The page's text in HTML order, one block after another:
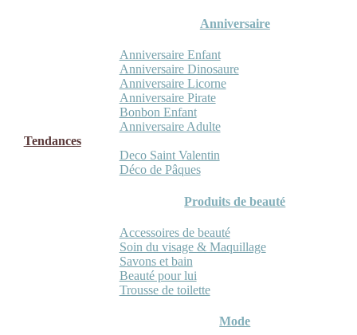
Anniversaire
Anniversaire Enfant
Anniversaire Dinosaure
Anniversaire Licorne
Anniversaire Pirate
Bonbon Enfant
Anniversaire Adulte
Tendances
Deco Saint Valentin
Déco de Pâques
Produits de beauté
Accessoires de beauté
Soin du visage & Maquillage
Savons et bain
Beauté pour lui
Trousse de toilette
Mode